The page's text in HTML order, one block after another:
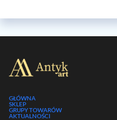
GŁÓWNA
SKLEP
GRUPY TOWARÓW
AKTUALNOŚCI